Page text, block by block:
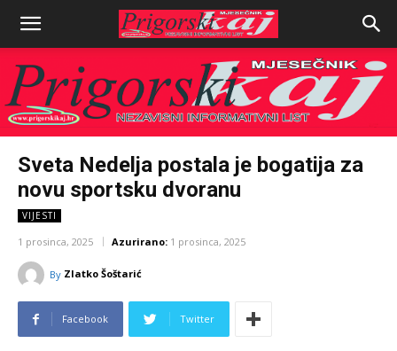
Sveta Nedelja postala je bogatija za
novu sportsku dvoranu
VIJESTI
1 prosinca, 2025 Azurirano: 1 prosinca, 2025
By Zlatko Šoštarić
Facebook Twitter